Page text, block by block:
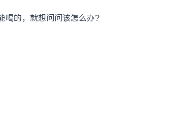
喝的，就想问问该怎么办?